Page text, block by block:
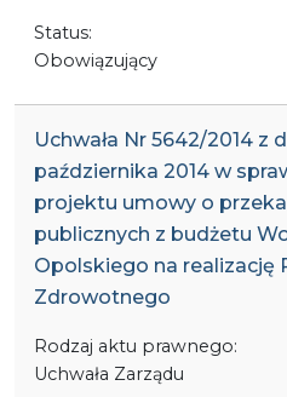
Status:
Obowiązujący
Uchwała Nr 5642/2014 z
października 2014 w
projektu umowy o
publicznych z budżetu
Opolskiego na realizację
Zdrowotnego
Rodzaj aktu prawnego:
Uchwała Zarządu